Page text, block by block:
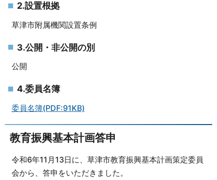
2.設置根拠
草津市附属機関設置条例
3.公開・非公開の別
公開
4.委員名簿
委員名簿(PDF:91KB)
教育振興基本計画答申
令和6年11月13日に、草津市教育振興基本計画策定委員
会から、答申をいただきました。